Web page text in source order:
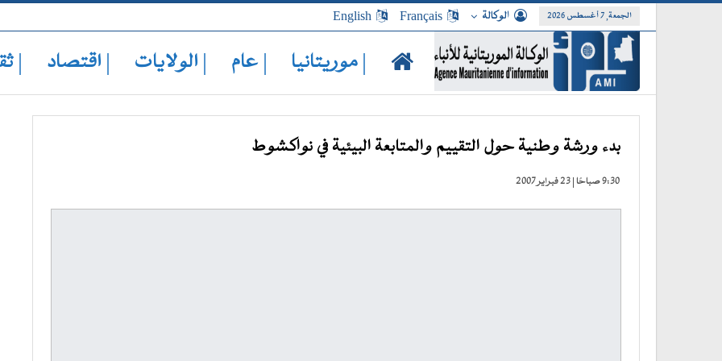
الجمعة, 7 أغسطس 2026 الوكالة Français
English
| موريتانيا | عام | الولايات | اقتصاد |
بدء ورشة وطنية حول التقييم والمتابعة البيئية في نواكشوط
9:30 صباحًا | 23 فبراير 2007